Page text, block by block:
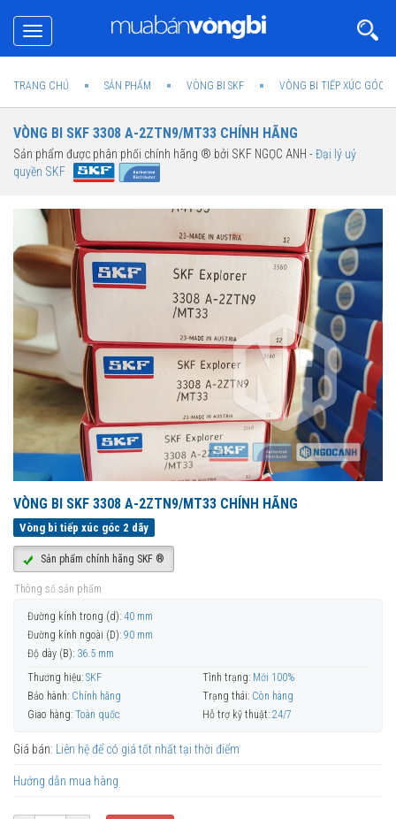
Toggle
navigation
TRANG CHỦ SẢN PHẨM VÒNG BI SKF VÒNG BI TIẾP XÚC GÓC 2
VÒNG BI SKF 3308 A-2ZTN9/MT33 CHÍNH HÃNG
Sản phẩm được phân phối chính hãng ® bởi SKF NGỌC ANH -Đại lý uỷ
quyền SKF
VÒNG BI SKF 3308 A-2ZTN9/MT33 CHÍNH HÃNG
Vòng bi tiếp xúc góc 2 dãy
Sản phẩm chính hãng SKF ®
Thông số sản phẩm
Đường kính trong (d): 40 mm
Đường kính ngoài (D): 90 mm
Độ dày (B): 36.5 mm
Thương hiệu: SKF Tình trạng: Mới 100%
Bảo hành: Chính hãng Trạng thái: Còn hàng
Giao hàng: Toàn quốc Hỗ trợ kỹ thuật: 24/7
Giá bán: Liên hệ để có giá tốt nhất tại thời điểm
Hướng dẫn mua hàng